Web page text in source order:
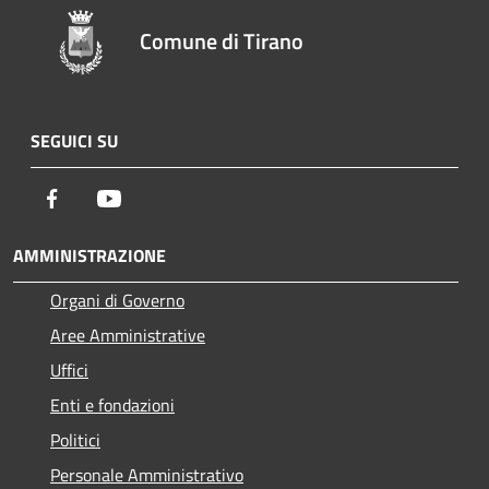
Comune di Tirano
SEGUICI SU
Facebook
AMMINISTRAZIONE
Organi di Governo
Aree Amministrative
Uffici
Enti e fondazioni
Politici
Personale Amministrativo